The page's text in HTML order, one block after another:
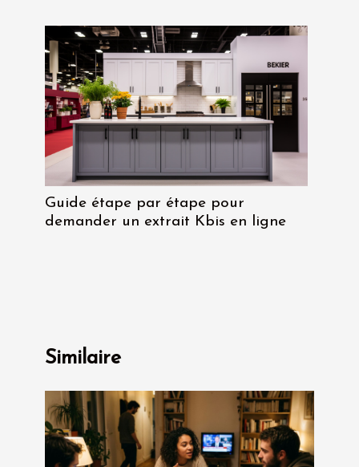
Guide étape par étape pour
demander un extrait Kbis en ligne
Similaire